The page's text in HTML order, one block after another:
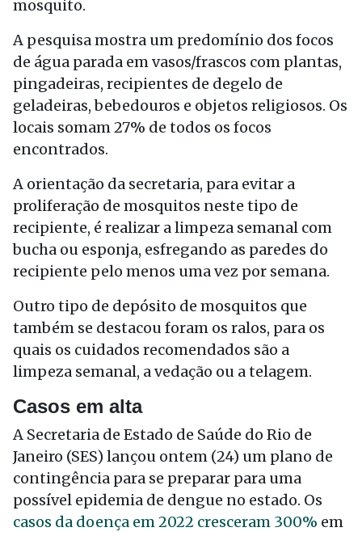
mosquito.
A pesquisa mostra um predomínio dos focos
de água parada em vasos/frascos com plantas,
pingadeiras, recipientes de degelo de
geladeiras, bebedouros e objetos religiosos. Os
locais somam 27% de todos os focos
encontrados.
A orientação da secretaria, para evitar a
proliferação de mosquitos neste tipo de
recipiente, é realizar a limpeza semanal com
bucha ou esponja, esfregando as paredes do
recipiente pelo menos uma vez por semana.
Outro tipo de depósito de mosquitos que
também se destacou foram os ralos, para os
quais os cuidados recomendados são a
limpeza semanal, a vedação ou a telagem.
Casos em alta
A Secretaria de Estado de Saúde do Rio de
Janeiro (SES) lançou ontem (24) um plano de
contingência para se preparar para uma
possível epidemia de dengue no estado. Os
casos da doença em 2022 cresceram 300% em